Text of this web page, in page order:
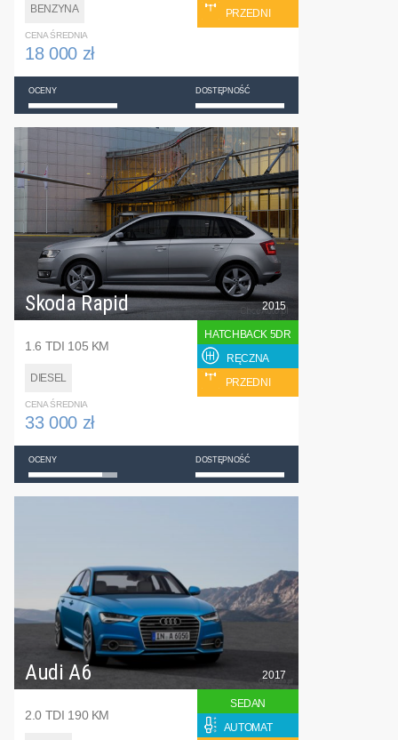
BENZYNA
PRZEDNI
CENA ŚREDNIA
18 000 zł
OCENY DOSTĘPNOŚĆ
Skoda Rapid
1.6 TDI 105 KM
DIESEL
2015
HATCHBACK 5DR
RĘCZNA
PRZEDNI
CENA ŚREDNIA
33 000 zł
OCENY DOSTĘPNOŚĆ
Audi A6
2.0 TDI 190 KM
2017
SEDAN
AUTOMAT